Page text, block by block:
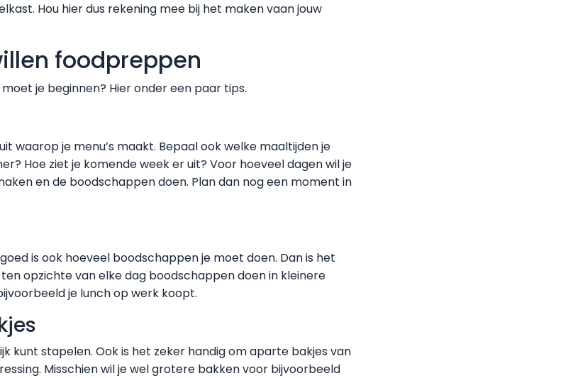
Hou hier dus rekening mee bij het maken vaan jouw
foodpreppen
je beginnen? Hier onder een paar tips.
waarop je menu’s maakt. Bepaal ook welke maaltijden je
Hoe ziet je komende week er uit? Voor hoeveel dagen wil je
en de boodschappen doen. Plan dan nog een moment in
is ook hoeveel boodschappen je moet doen. Dan is het
opzichte van elke dag boodschappen doen in kleinere
je lunch op werk koopt.
kunt stapelen. Ook is het zeker handig om aparte bakjes van
Misschien wil je wel grotere bakken voor bijvoorbeeld